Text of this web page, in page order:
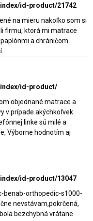
id-product/21742
na mieru nakoľko som si
firmu, ktorá mi matrace
a chráničom
id-product/
objednané matrace a
v prípade akýchkoľvek
linke sú milé a
Výborne hodnotím aj
id-product/13047
orthopedic-s1000-
nevstávam,pokrčená,
bezchybná vrátane